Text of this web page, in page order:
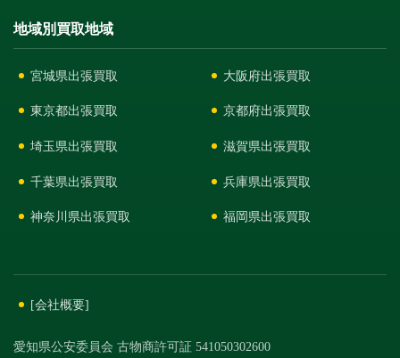
地域別買取地域
宮城県出張買取
東京都出張買取
埼玉県出張買取
千葉県出張買取
神奈川県出張買取
大阪府出張買取
京都府出張買取
滋賀県出張買取
兵庫県出張買取
福岡県出張買取
[会社概要]
愛知県公安委員会 古物商許可証 541050302600